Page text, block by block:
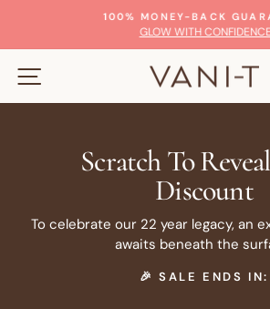
contenu
Diaporama
100% MONEY-BACK
GLOW WITH CONFIDENCE
Scratch To
Discount
To celebrate our 22 year legacy, an
awaits beneath the
🎉 SALE ENDS IN: